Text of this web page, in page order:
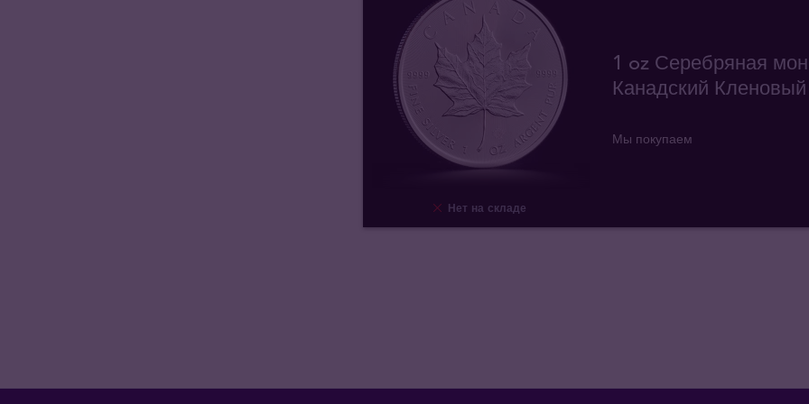
Нет на складе
1 oz Серебряная
Канадский
Мы покупаем